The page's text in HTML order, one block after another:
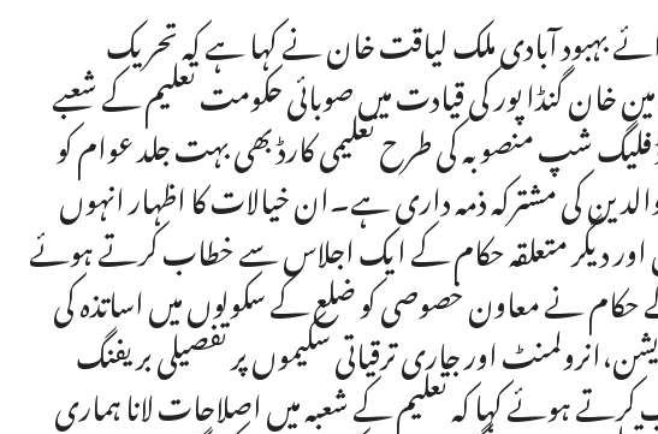
بہبود آبادی ملک لیاقت خان نے کہا ہے کہ تحریک
خان گنڈا پور کی قیادت میں صوبائی حکومت تعلیم کے شعبے
شپ منصوبہ کی طرح تعلیمی کارڈ بھی بہت جلد عوام کو
کی مشترکہ ذمہ داری ہے۔ان خیالات کا اظہار انہوں
اور دیگر متعلقہ حکام کے ایک اجلاس سے خطاب کرتے ہوئے
حکام نے معاون خصوصی کو ضلع کے سکولوں میں اساتذہ کی
اور جاری ترقیاتی سکیموں پر تفصیلی بریفنگ
کہا کہ تعلیم کے شعبہ میں اصلاحات لانا ہماری